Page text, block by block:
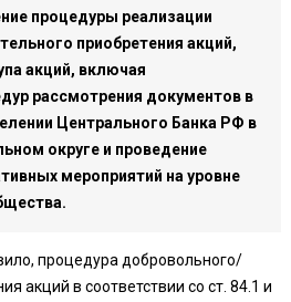
процедуры реализации
приобретения акций,
акций, включая
рассмотрения документов в
Центрального Банка РФ в
округе и проведение
мероприятий на уровне
процедура добровольного/
акций в соответствии со ст. 84.1 и